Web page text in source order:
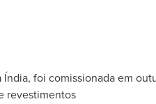
foi comissionada em
revestimentos